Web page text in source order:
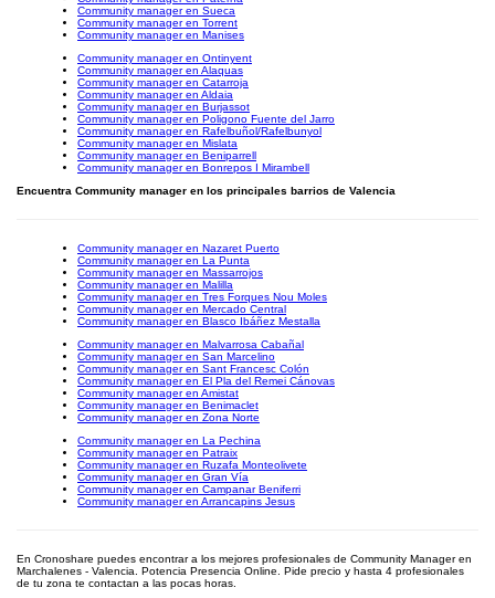
Community manager en Sueca
Community manager en Torrent
Community manager en Manises
Community manager en Ontinyent
Community manager en Alaquas
Community manager en Catarroja
Community manager en Aldaia
Community manager en Burjassot
Community manager en Poligono Fuente del Jarro
Community manager en Rafelbuñol/Rafelbunyol
Community manager en Mislata
Community manager en Beniparrell
Community manager en Bonrepos I Mirambell
Encuentra Community manager en los principales barrios de Valencia
Community manager en Nazaret Puerto
Community manager en La Punta
Community manager en Massarrojos
Community manager en Malilla
Community manager en Tres Forques Nou Moles
Community manager en Mercado Central
Community manager en Blasco Ibáñez Mestalla
Community manager en Malvarrosa Cabañal
Community manager en San Marcelino
Community manager en Sant Francesc Colón
Community manager en El Pla del Remei Cánovas
Community manager en Amistat
Community manager en Benimaclet
Community manager en Zona Norte
Community manager en La Pechina
Community manager en Patraix
Community manager en Ruzafa Monteolivete
Community manager en Gran Vía
Community manager en Campanar Beniferri
Community manager en Arrancapins Jesus
En Cronoshare puedes encontrar a los mejores profesionales de Community Manager en
Marchalenes - Valencia. Potencia Presencia Online. Pide precio y hasta 4 profesionales
de tu zona te contactan a las pocas horas.